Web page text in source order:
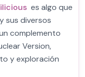
es algo que
sus diversos
complemento
Version,
y exploración